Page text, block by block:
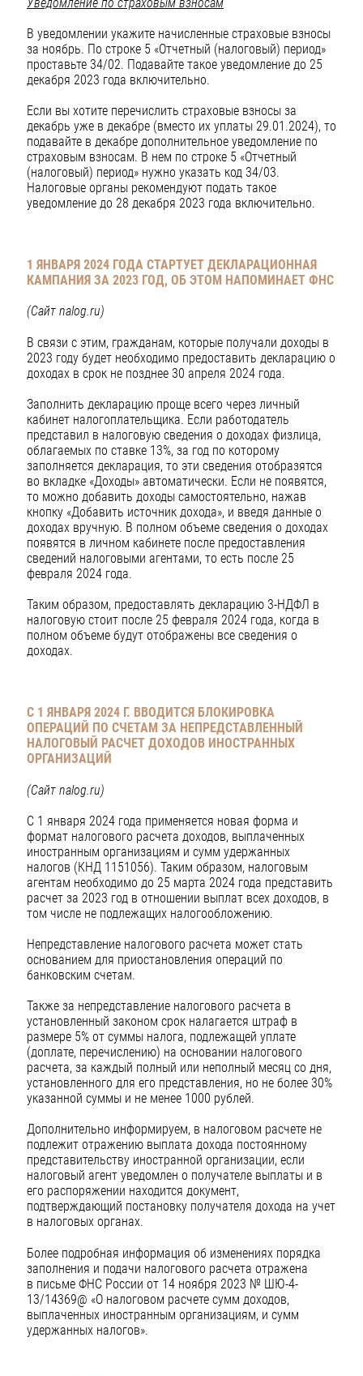
В уведомлении укажите начисленные страховые взносы
за ноябрь. По строке 5 «Отчетный (налоговый) период»
проставьте 34/02. Подавайте такое уведомление до 25
декабря 2023 года включительно.
Если вы хотите перечислить страховые взносы за
декабрь уже в декабре (вместо их уплаты 29.01.2024), то
подавайте в декабре дополнительное уведомление по
страховым взносам. В нем по строке 5 «Отчетный
(налоговый) период» нужно указать код 34/03.
Налоговые органы рекомендуют подать такое
уведомление до 28 декабря 2023 года включительно.
1 ЯНВАРЯ 2024 ГОДА СТАРТУЕТ ДЕКЛАРАЦИОННАЯ
КАМПАНИЯ ЗА 2023 ГОД, ОБ ЭТОМ НАПОМИНАЕТ ФНС
(Сайт nalog.ru)
В связи с этим, гражданам, которые получали доходы в
2023 году будет необходимо предоставить декларацию о
доходах в срок не позднее 30 апреля 2024 года.
Заполнить декларацию проще всего через личный
кабинет налогоплательщика. Если работодатель
представил в налоговую сведения о доходах физлица,
облагаемых по ставке 13%, за год по которому
заполняется декларация, то эти сведения отобразятся
во вкладке «Доходы» автоматически. Если не появятся,
то можно добавить доходы самостоятельно, нажав
кнопку «Добавить источник дохода», и введя данные о
доходах вручную. В полном объеме сведения о доходах
появятся в личном кабинете после предоставления
сведений налоговыми агентами, то есть после 25
февраля 2024 года.
Таким образом, предоставлять декларацию 3-НДФЛ в
налоговую стоит после 25 февраля 2024 года, когда в
полном объеме будут отображены все сведения о
доходах.
С 1 ЯНВАРЯ 2024 Г. ВВОДИТСЯ БЛОКИРОВКА
ОПЕРАЦИЙ ПО СЧЕТАМ ЗА НЕПРЕДСТАВЛЕННЫЙ
НАЛОГОВЫЙ РАСЧЕТ ДОХОДОВ ИНОСТРАННЫХ
ОРГАНИЗАЦИЙ
(Сайт nalog.ru)
С 1 января 2024 года применяется новая форма и
формат налогового расчета доходов, выплаченных
иностранным организациям и сумм удержанных
налогов (КНД 1151056). Таким образом, налоговым
агентам необходимо до 25 марта 2024 года представить
расчет за 2023 год в отношении выплат всех доходов, в
том числе не подлежащих налогообложению.
Непредставление налогового расчета может стать
основанием для приостановления операций по
банковским счетам.
Также за непредставление налогового расчета в
установленный законом срок налагается штраф в
размере 5% от суммы налога, подлежащей уплате
(доплате, перечислению) на основании налогового
расчета, за каждый полный или неполный месяц со дня,
установленного для его представления, но не более 30%
указанной суммы и не менее 1000 рублей.
Дополнительно информируем, в налоговом расчете не
подлежит отражению выплата дохода постоянному
представительству иностранной организации, если
налоговый агент уведомлен о получателе выплаты и в
его распоряжении находится документ,
подтверждающий постановку получателя дохода на учет
в налоговых органах.
Более подробная информация об изменениях порядка
заполнения и подачи налогового расчета отражена
в письме ФНС России от 14 ноября 2023 № ШЮ-4-
13/14369@ «О налоговом расчете сумм доходов,
выплаченных иностранным организациям, и сумм
удержанных налогов».